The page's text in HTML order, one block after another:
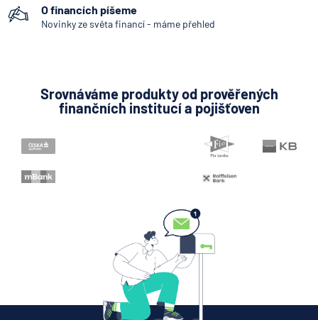
6.8.2026 Daně
Když rozhoduje stres: nové
triky bankovních
podvodníků
Zobrazit všechny články
O financích píšeme
Novinky ze světa financí - máme přehled
Srovnáváme produkty od prověřených
finančních institucí a pojišťoven